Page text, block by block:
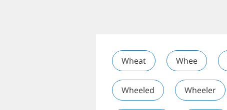
Wheat Whee
Wheeled Wheeler